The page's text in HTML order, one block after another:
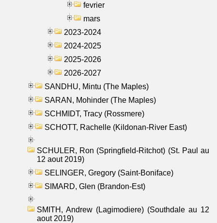
fevrier
mars
2023-2024
2024-2025
2025-2026
2026-2027
SANDHU, Mintu (The Maples)
SARAN, Mohinder (The Maples)
SCHMIDT, Tracy (Rossmere)
SCHOTT, Rachelle (Kildonan-River East)
SCHULER, Ron (Springfield-Ritchot) (St. Paul au
12 aout 2019)
SELINGER, Gregory (Saint-Boniface)
SIMARD, Glen (Brandon-Est)
SMITH, Andrew (Lagimodiere) (Southdale au 12
aout 2019)